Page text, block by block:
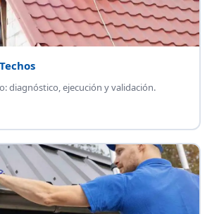
diagnóstico, ejecución y validación.